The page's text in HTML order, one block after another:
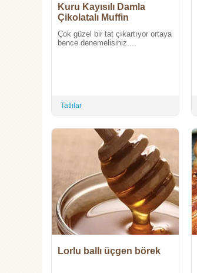
Kuru Kayısılı Damla
Çikolatalı Muffin
Çok güzel bir tat çıkartıyor ortaya
bence denemelisiniz....
Tatlılar
Lorlu ballı üçgen börek